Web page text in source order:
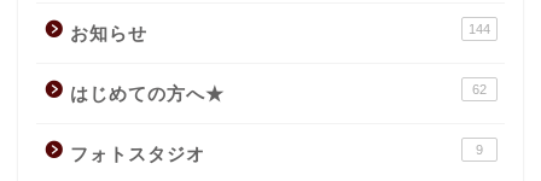
お知らせ 144
はじめての方へ★ 62
フォトスタジオ 9